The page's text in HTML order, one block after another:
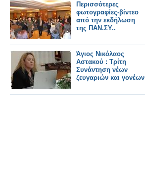
Περισσότερες
φωτογραφίες-βίντεο
από την εκδήλωση
της ΠΑΝ.ΣΥ..
Άγιος Νικόλαος
Αστακού : Τρίτη
Συνάντηση νέων
ζευγαριών και γονέων